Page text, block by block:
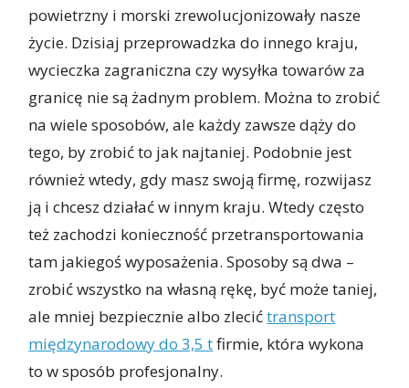
powietrzny i morski zrewolucjonizowały nasze
życie. Dzisiaj przeprowadzka do innego kraju,
wycieczka zagraniczna czy wysyłka towarów za
granicę nie są żadnym problem. Można to zrobić
na wiele sposobów, ale każdy zawsze dąży do
tego, by zrobić to jak najtaniej. Podobnie jest
również wtedy, gdy masz swoją firmę, rozwijasz
ją i chcesz działać w innym kraju. Wtedy często
też zachodzi konieczność przetransportowania
tam jakiegoś wyposażenia. Sposoby są dwa –
zrobić wszystko na własną rękę, być może taniej,
ale mniej bezpiecznie albo zlecićtransport
międzynarodowy do 3,5 tfirmie, która wykona
to w sposób profesjonalny.